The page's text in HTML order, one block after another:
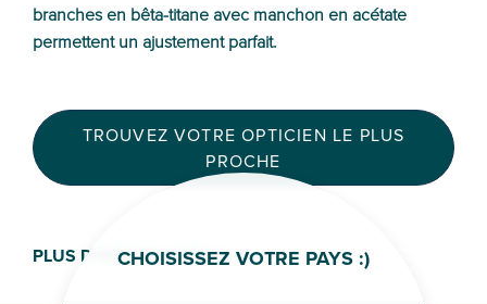
branches en bêta-titane avec manchon en acétate
permettent un ajustement parfait.
TROUVEZ VOTRE OPTICIEN LE PLUS
PROCHE
PLUS D'INFORMATIONS >
CHOISISSEZ VOTRE PAYS :)